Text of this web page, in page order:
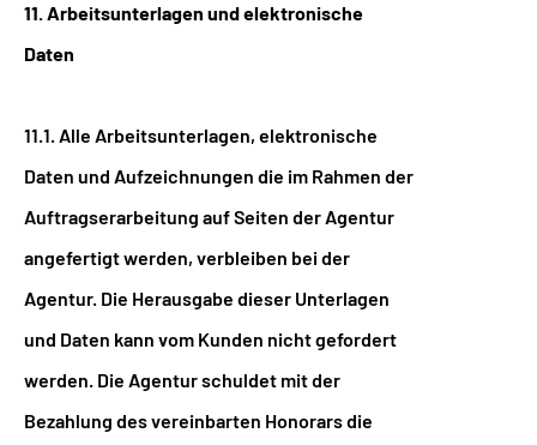
11. Arbeitsunterlagen und elektronische
Daten
11.1. Alle Arbeitsunterlagen, elektronische
Daten und Aufzeichnungen die im Rahmen der
Auftragserarbeitung auf Seiten der Agentur
angefertigt werden, verbleiben bei der
Agentur. Die Herausgabe dieser Unterlagen
und Daten kann vom Kunden nicht gefordert
werden. Die Agentur schuldet mit der
Bezahlung des vereinbarten Honorars die